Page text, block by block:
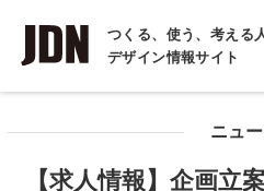
つくる、使う、考える
デザイン情報サイト
INTERVIEW
インタビュー
ニュ
【求人情報】企画立